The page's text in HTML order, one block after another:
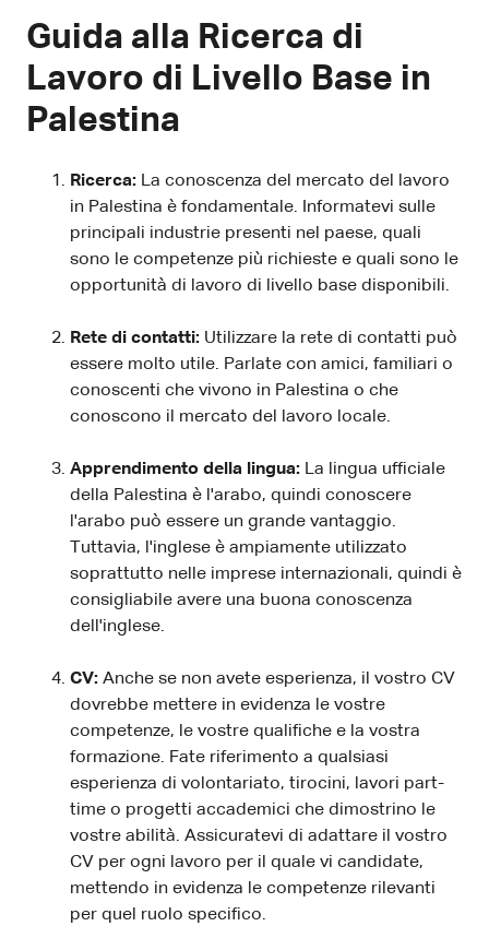
Guida alla Ricerca di
Lavoro di Livello Base in
Palestina
Ricerca: La conoscenza del mercato del lavoro
in Palestina è fondamentale. Informatevi sulle
principali industrie presenti nel paese, quali
sono le competenze più richieste e quali sono le
opportunità di lavoro di livello base disponibili.
Rete di contatti: Utilizzare la rete di contatti può
essere molto utile. Parlate con amici, familiari o
conoscenti che vivono in Palestina o che
conoscono il mercato del lavoro locale.
Apprendimento della lingua: La lingua ufficiale
della Palestina è l'arabo, quindi conoscere
l'arabo può essere un grande vantaggio.
Tuttavia, l'inglese è ampiamente utilizzato
soprattutto nelle imprese internazionali, quindi è
consigliabile avere una buona conoscenza
dell'inglese.
CV: Anche se non avete esperienza, il vostro CV
dovrebbe mettere in evidenza le vostre
competenze, le vostre qualifiche e la vostra
formazione. Fate riferimento a qualsiasi
esperienza di volontariato, tirocini, lavori part-
time o progetti accademici che dimostrino le
vostre abilità. Assicuratevi di adattare il vostro
CV per ogni lavoro per il quale vi candidate,
mettendo in evidenza le competenze rilevanti
per quel ruolo specifico.